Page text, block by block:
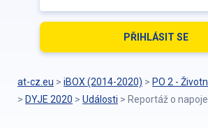
at-cz.eu > iBOX (2014-2020) > PO 2 -
> DYJE 2020 > Události > Reportáž o